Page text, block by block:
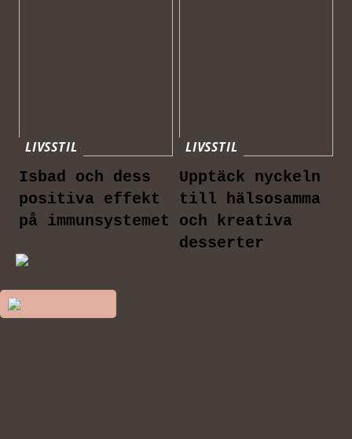
LIVSSTIL
Isbad och dess
positiva effekt
på immunsystemet
LIVSSTIL
Upptäck nyckeln
till hälsosamma
och kreativa
desserter